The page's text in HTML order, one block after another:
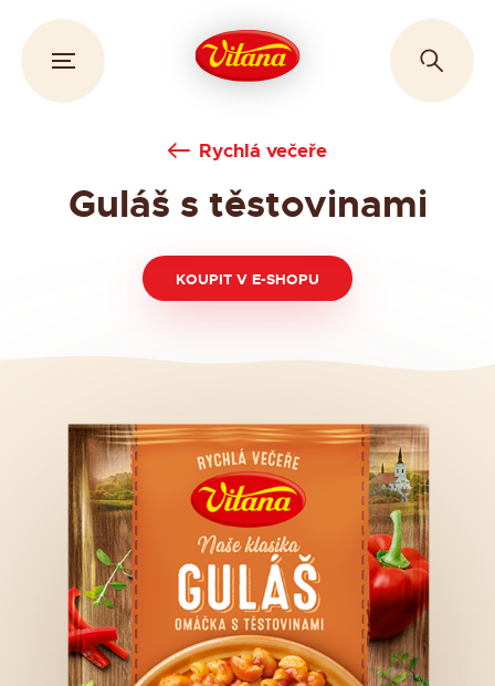
Rychlá večeře
Guláš s těstovinami
KOUPIT V E-SHOPU